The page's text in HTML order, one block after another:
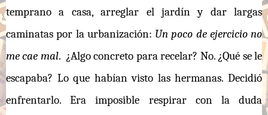
temprano a casa, arreglar el jardín y dar largas
caminatas por la urbanización: Un poco de ejercicio no
me cae mal. ¿Algo concreto para recelar? No. ¿Qué se le
escapaba? Lo que habían visto las hermanas. Decidió
enfrentarlo. Era imposible respirar con la duda